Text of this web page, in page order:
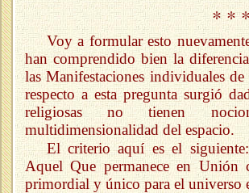
* * *
Voy a formular esto
han comprendido bien la
las Manifestaciones individuales
respecto a esta pregunta surgió
religiosas no tienen
multidimensionalidad del espacio.
El criterio aquí es el
Aquel Que permanece en Unión
primordial y único para el universo